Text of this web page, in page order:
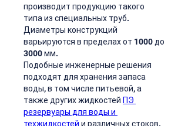
производит продукцию такого
типа из специальных труб.
Диаметры конструкций
варьируются в пределах от 1000 до
3000 мм.
Подобные инженерные решения
подходят для хранения запаса
воды, в том числе питьевой, а
также других жидкостей ПЭ
резервуары для воды и
техжидкостей и различных стоков.